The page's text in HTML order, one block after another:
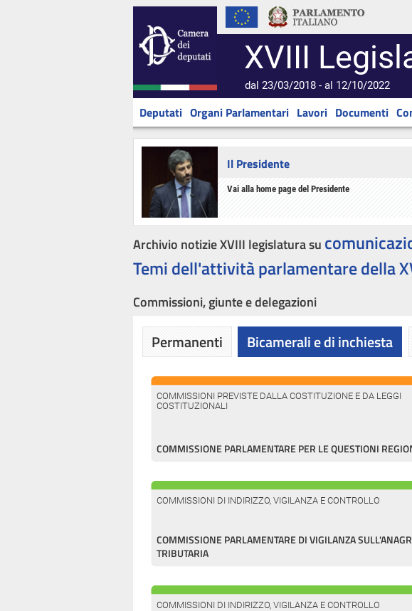
XVIII
dal 23/03/2018 - al 12/10/2022
Deputati Organi Parlamentari Lavori Documenti
Il Presidente
Vai alla home page del Presidente
Archivio notizie XVIII legislatura su
Temi dell'attività parlamentare della
Commissioni, giunte e delegazioni
Permanenti Bicamerali e di inchiesta
COMMISSIONI PREVISTE DALLA COSTITUZIONE E DA LEGGI
COSTITUZIONALI
COMMISSIONE PARLAMENTARE PER LE QUESTIONI
COMMISSIONI DI INDIRIZZO, VIGILANZA E CONTROLLO
COMMISSIONE PARLAMENTARE DI VIGILANZA
TRIBUTARIA
COMMISSIONI DI INDIRIZZO, VIGILANZA E CONTROLLO